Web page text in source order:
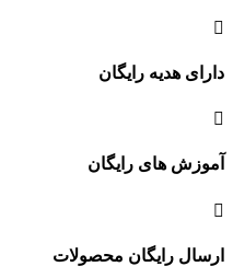
دارای هدیه رایگان
آموزش های رایگان
ارسال رایگان محصولات